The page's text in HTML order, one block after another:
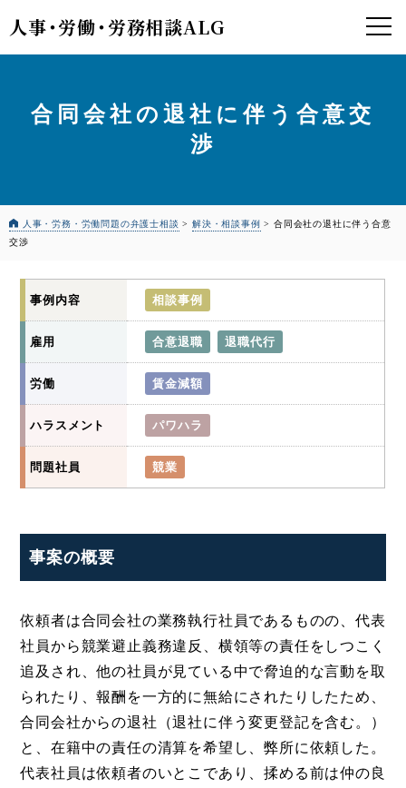
人事・労働・労務相談ALG
合同会社の退社に伴う合意交
渉
人事・労務・労働問題の弁護士相談 >解決・相談事例 >合同会社の退社に伴う合意
交渉
事例内容 相談事例
雇用 合意退職 退職代行
労働 賃金減額
ハラスメント パワハラ
問題社員 競業
事案の概要
依頼者は合同会社の業務執行社員であるものの、代表
社員から競業避止義務違反、横領等の責任をしつこく
追及され、他の社員が見ている中で脅迫的な言動を取
られたり、報酬を一方的に無給にされたりしたため、
合同会社からの退社（退社に伴う変更登記を含む。）
と、在籍中の責任の清算を希望し、弊所に依頼した。
代表社員は依頼者のいとこであり、揉める前は仲の良